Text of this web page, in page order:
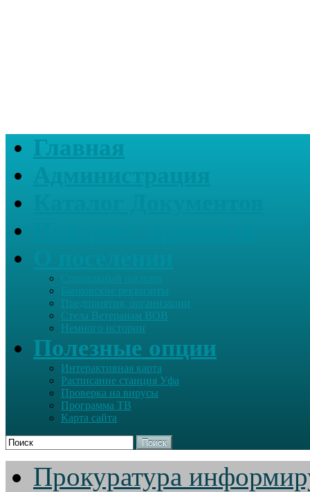
Главная
Банковские реквизиты
Предприятия, организации
Стела Ветеранам ВОВ
Немного истории
Полезные опции
Интерактивная карта
Расписание станция Уфа
Проверка на вирусы
Программа ТВ
Карта сайта
Поиск
Прокуратура